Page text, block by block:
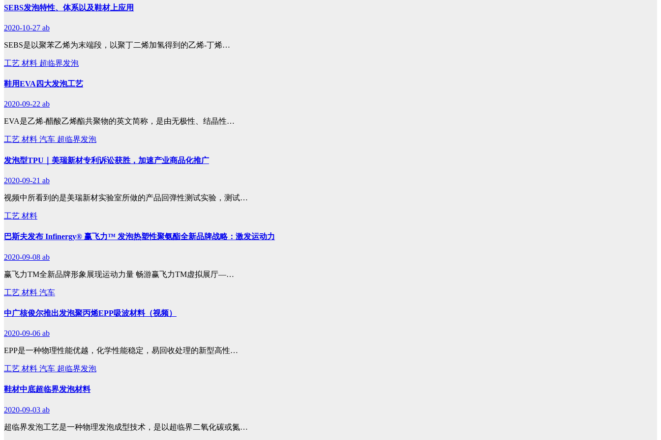
SEBS发泡特性、体系以及鞋材上应用
2020-10-27 ab
SEBS是以聚苯乙烯为末端段，以聚丁二烯加氢得到的乙烯-丁烯…
工艺 材料 超临界发泡
鞋用EVA四大发泡工艺
2020-09-22 ab
EVA是乙烯-醋酸乙烯酯共聚物的英文简称，是由无极性、结晶性…
工艺 材料 汽车 超临界发泡
发泡型TPU｜美瑞新材专利诉讼获胜，加速产业商品化推广
2020-09-21 ab
视频中所看到的是美瑞新材实验室所做的产品回弹性测试实验，测试…
工艺 材料
巴斯夫发布 Infinergy® 赢飞力™ 发泡热塑性聚氨酯全新品牌战略：激发运动力
2020-09-08 ab
赢飞力TM全新品牌形象展现运动力量 畅游赢飞力TM虚拟展厅—…
工艺 材料 汽车
中广核俊尔推出发泡聚丙烯EPP吸波材料（视频）
2020-09-06 ab
EPP是一种物理性能优越，化学性能稳定，易回收处理的新型高性…
工艺 材料 汽车 超临界发泡
鞋材中底超临界发泡材料
2020-09-03 ab
超临界发泡工艺是一种物理发泡成型技术，是以超临界二氧化碳或氮…